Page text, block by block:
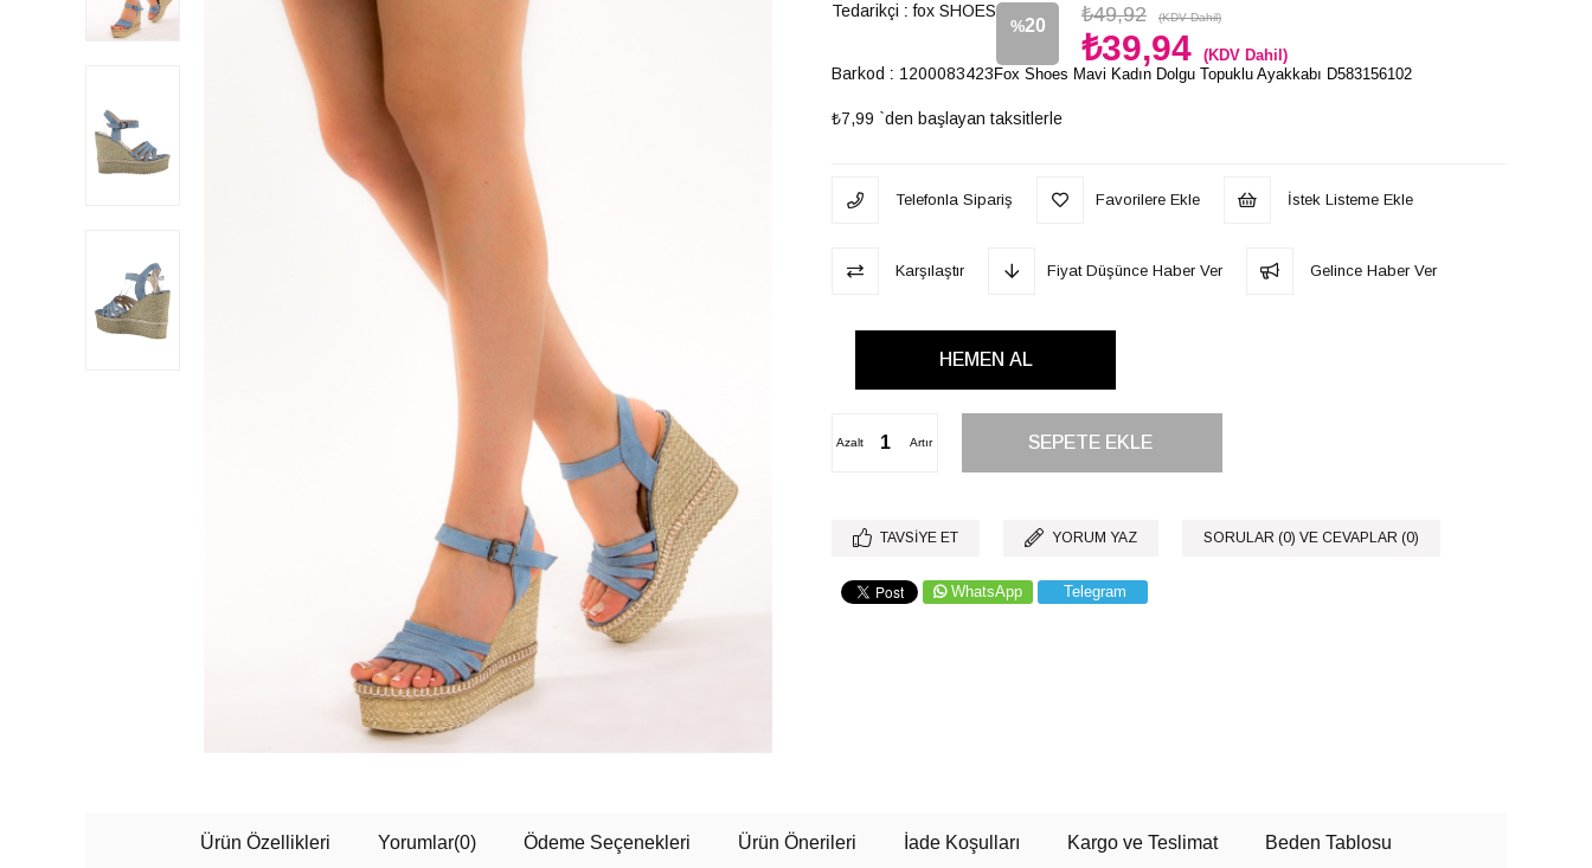
Tedarikçi : fox SHOES
%20
İndirim
₺49,92 (KDV Dahil)
₺39,94 (KDV Dahil)
Barkod : 1200083423
₺7,99 `den başlayan taksitlerle
Fox Shoes Mavi Kadın Dolgu Topuklu Ayakkabı D583156102
Telefonla Sipariş Favorilere Ekle İstek Listeme Ekle
Karşılaştır Fiyat Düşünce Haber Ver Gelince Haber Ver
Artır
Azalt
TAVSIYE ET YORUM YAZ SORULAR (0) VE CEVAPLAR (0)
WhatsApp Telegram
Ürün Özellikleri Yorumlar(0) Ödeme Seçenekleri Ürün Önerileri İade Koşulları Kargo ve Teslimat Beden Tablosu